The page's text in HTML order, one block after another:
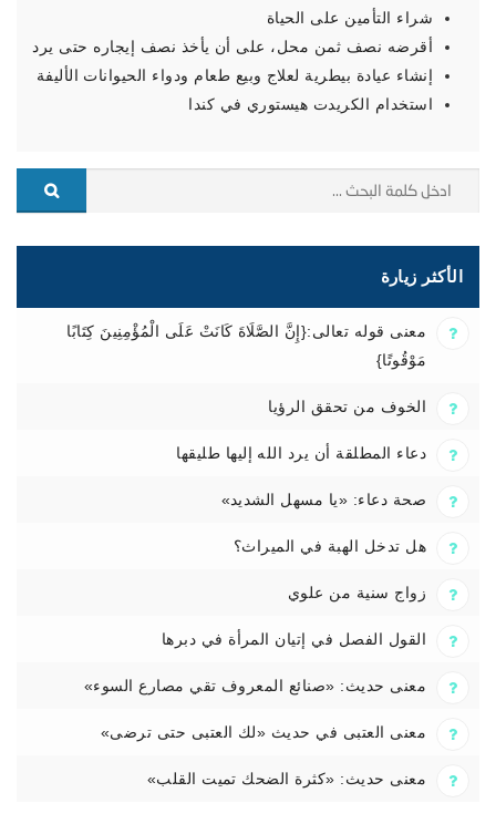
شراء التأمين على الحياة
أقرضه نصف ثمن محل، على أن يأخذ نصف إيجاره حتى يرد
إنشاء عيادة بيطرية لعلاج وبيع طعام ودواء الحيوانات الأليفة
استخدام الكريدت هيستوري في كندا
الأكثر زيارة
معنى قوله تعالى:{إِنَّ الصَّلَاةَ كَانَتْ عَلَى الْمُؤْمِنِينَ كِتَابًا
مَوْقُوتًا}
الخوف من تحقق الرؤيا
دعاء المطلقة أن يرد الله إليها طليقها
صحة دعاء: «يا مسهل الشديد»
هل تدخل الهبة في الميراث؟
زواج سنية من علوي
القول الفصل في إتيان المرأة في دبرها
معنى حديث: «صنائع المعروف تقي مصارع السوء»
معنى العتبى في حديث «لك العتبى حتى ترضى»
معنى حديث: «كثرة الضحك تميت القلب»